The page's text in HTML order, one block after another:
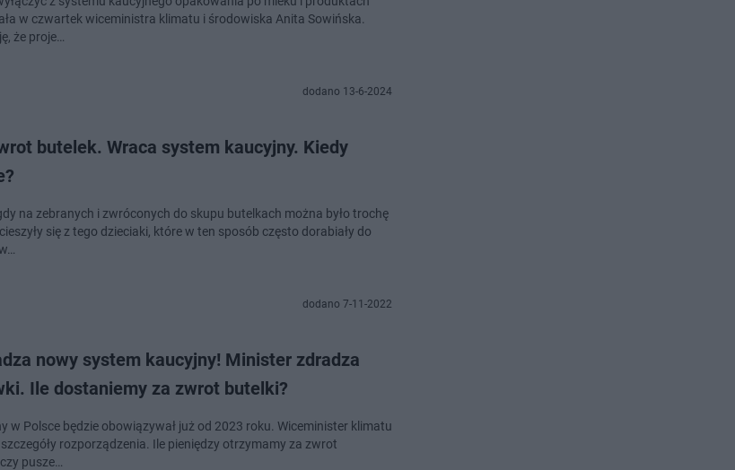
w czwartek wiceministra klimatu i środowiska Anita Sowińska.
że proje…
dodano 13-6-2024
butelek. Wraca system kaucyjny. Kiedy
na zebranych i zwróconych do skupu butelkach można było trochę
się z tego dzieciaki, które w ten sposób często dorabiały do
dodano 7-11-2022
nowy system kaucyjny! Minister zdradza
Ile dostaniemy za zwrot butelki?
w Polsce będzie obowiązywał już od 2023 roku. Wiceminister klimatu
rozporządzenia. Ile pieniędzy otrzymamy za zwrot
pusze…